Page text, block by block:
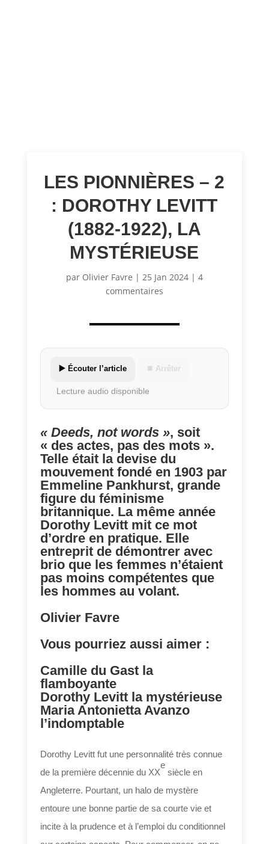
LES PIONNIÈRES – 2
: DOROTHY LEVITT
(1882-1922), LA
MYSTÉRIEUSE
par Olivier Favre | 25 Jan 2024| 4
commentaires
▶️ Écouter l’article ⏹ Arrêter
Lecture audio disponible
« Deeds, not words », soit
« des actes, pas des mots ».
Telle était la devise du
mouvement fondé en 1903 par
Emmeline Pankhurst, grande
figure du féminisme
britannique. La même année
Dorothy Levitt mit ce mot
d’ordre en pratique. Elle
entreprit de démontrer avec
brio que les femmes n’étaient
pas moins compétentes que
les hommes au volant.
Olivier Favre
Vous pourriez aussi aimer :
Camille du Gast la
flamboyante
Dorothy Levitt la mystérieuse
Maria Antonietta Avanzo
l’indomptable
Dorothy Levitt fut une personnalité très connue
de la première décennie du XX
e
siècle en
Angleterre. Pourtant, un halo de mystère
entoure une bonne partie de sa courte vie et
incite à la prudence et à l’emploi du conditionnel